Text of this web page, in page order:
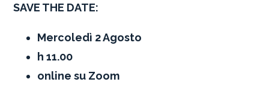
SAVE THE DATE:
Mercoledì 2 Agosto
h 11.00
online su Zoom